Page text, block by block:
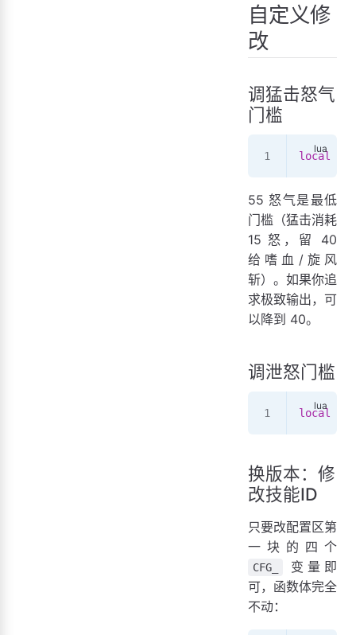
自定义修
改
调猛击怒气
门槛
local
55 怒气是最低
门槛（猛击消耗
15 怒，留 40
给嗜血/旋风
斩）。如果你追
求极致输出，可
以降到 40。
调泄怒门槛
local
换版本：修
改技能ID
只要改配置区第
一块的四个
CFG_
变量即
可，函数体完全
不动：